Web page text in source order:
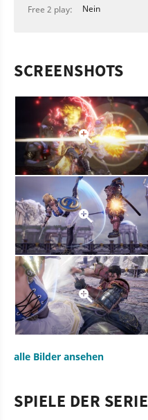
Free 2 play:
Nein
SCREENSHOTS
alle Bilder ansehen
SPIELE DER SERIE